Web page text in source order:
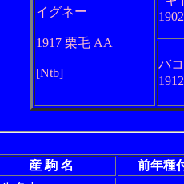
イグネー
1917 栗毛 AA
[Ntb]
バ
産 駒 名
前年種